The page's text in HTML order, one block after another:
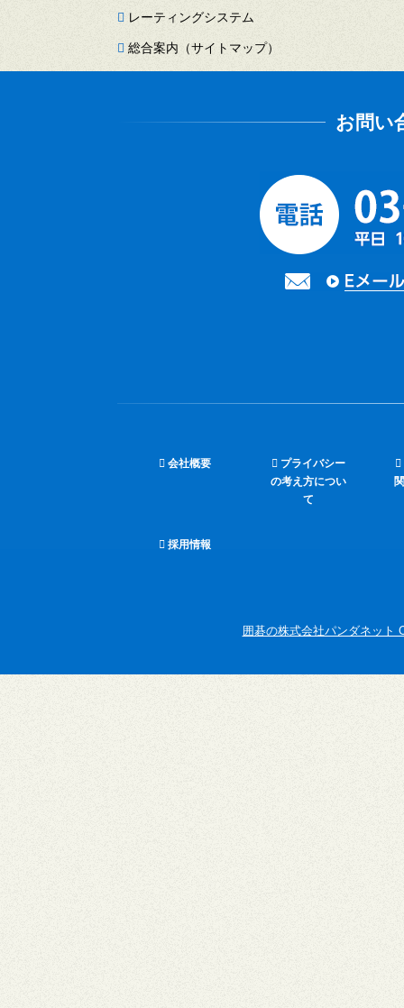
レーティングシステム
総合案内（サイトマップ）
会社概要
プライバシー
の考え方につい
て
採用情報
囲碁の株式会社パンダネット